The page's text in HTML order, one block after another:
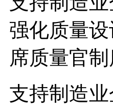
强化质量
席质量官制
支持制造